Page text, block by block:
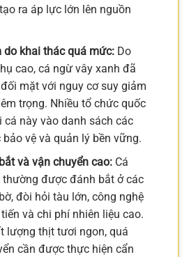
ra áp lực lớn lên nguồn
do khai thác quá mức:Do
cao, cá ngừ vây xanh đã
mặt với nguy cơ suy giảm
trọng. Nhiều tổ chức quốc
này vào danh sách các
vệ và quản lý bền vững.
và vận chuyển cao:Cá
thường được đánh bắt ở các
đòi hỏi tàu lớn, công nghệ
và chi phí nhiên liệu cao.
lượng thịt tươi ngon, quá
cần được thực hiện cẩn